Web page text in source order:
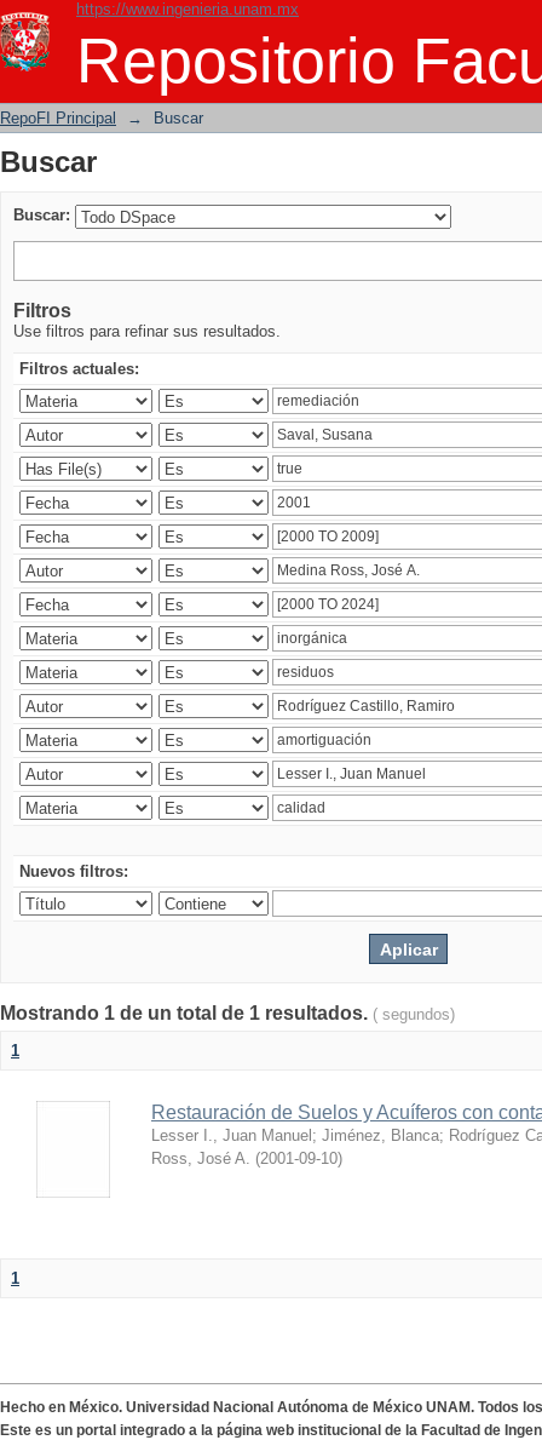
https://www.ingenieria.unam.mx
Repositorio
Buscar
RepoFI Principal → Buscar
Buscar
Buscar:
Filtros
Use filtros para refinar sus resultados.
Filtros actuales:
Nuevos filtros:
Mostrando 1 de un total de 1 resultados. ( segundos)
1
Restauración de Suelos y Acuíferos con
Lesser I., Juan Manuel ; Jiménez, Blanca; Rodríguez
Ross, José A. (2001-09-10)
1
Hecho en México. Universidad Nacional Autónoma de México UNAM. Todos
Este es un portal integrado a la página web institucional de la Facultad de